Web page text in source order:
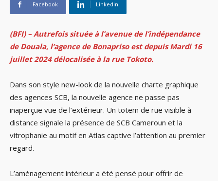
Facebook Linkedin
(BFI) – Autrefois située à l’avenue de l’indépendance
de Douala, l’agence de Bonapriso est depuis Mardi 16
juillet 2024 délocalisée à la rue Tokoto.
Dans son style new-look de la nouvelle charte graphique
des agences SCB, la nouvelle agence ne passe pas
inaperçue vue de l’extérieur. Un totem de rue visible à
distance signale la présence de SCB Cameroun et la
vitrophanie au motif en Atlas captive l’attention au premier
regard.
L’aménagement intérieur a été pensé pour offrir de